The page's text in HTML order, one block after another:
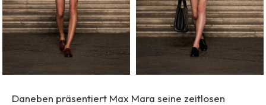
Daneben präsentiert Max Mara seine zeitlosen